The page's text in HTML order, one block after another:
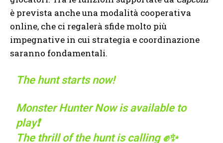
è prevista anche una modalità cooperativa
online, che ci regalerà sfide molto più
impegnative in cui strategia e coordinazione
saranno fondamentali.
The hunt starts now!
Monster Hunter Now is available to
play❗
The thrill of the hunt is calling ✊✨